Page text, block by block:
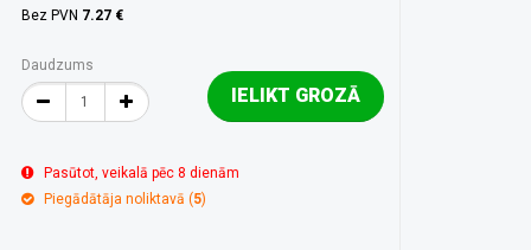
Bez PVN 7.27 €
Daudzums
IELIKT GROZĀ
Pasūtot, veikalā pēc 8 dienām
Piegādātāja noliktavā (5)